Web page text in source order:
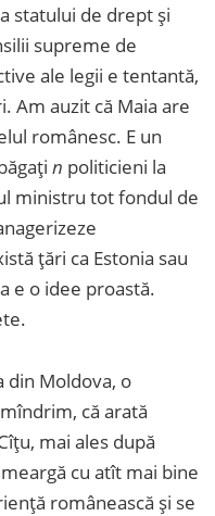
statului de drept și
supreme de
ale legii e tentantă,
Am auzit că Maia are
românesc. E un
n politicieni la
ministru tot fondul de
țări ca Estonia sau
e o idee proastă.
din Moldova, o
că arată
mai ales după
cu atît mai bine
românească și se